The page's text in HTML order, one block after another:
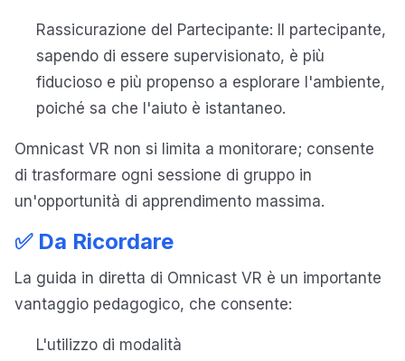
Rassicurazione del Partecipante: Il partecipante,
sapendo di essere supervisionato, è più
fiducioso e più propenso a esplorare l'ambiente,
poiché sa che l'aiuto è istantaneo.
Omnicast VR non si limita a monitorare; consente
di trasformare ogni sessione di gruppo in
un'opportunità di apprendimento massima.
✅ Da Ricordare
La guida in diretta di Omnicast VR è un importante
vantaggio pedagogico, che consente:
L'utilizzo di modalità